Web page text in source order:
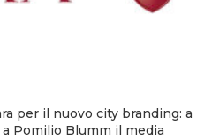
per il nuovo city branding: a
Pomilio Blumm il media